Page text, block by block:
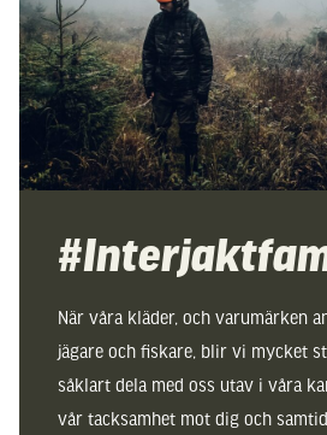
När våra kläder, och varumärken
jägare och fiskare, blir vi mycket
såklart dela med oss utav i våra
vår tacksamhet mot dig och